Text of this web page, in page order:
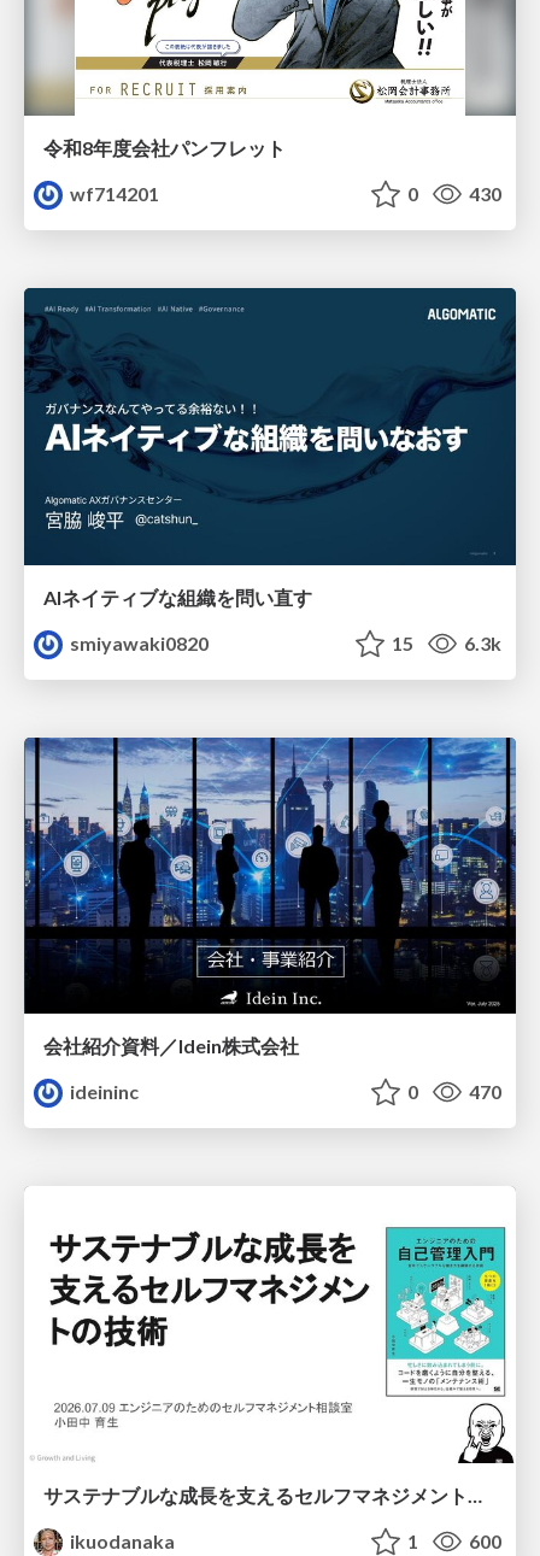
令和8年度会社パンフレット
wf714201
0 430
AIネイティブな組織を問い直す
smiyawaki0820
15 6.3k
会社紹介資料／Idein株式会社
ideininc
0 470
ikuodanaka
1 600